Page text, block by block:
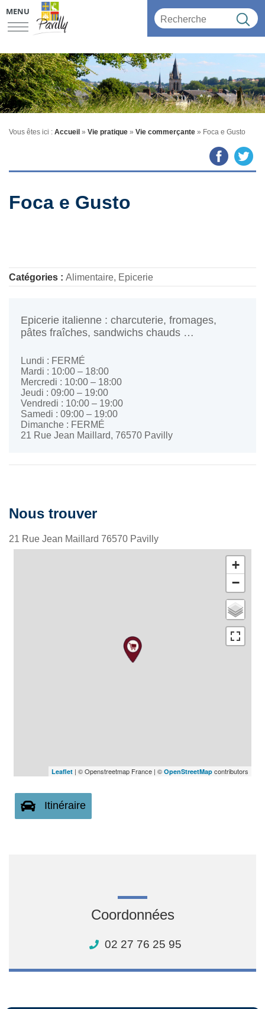
MENU
Vous êtes ici : Accueil » Vie pratique » Vie commerçante » Foca e Gusto
Foca e Gusto
Catégories : Alimentaire, Epicerie
Epicerie italienne : charcuterie, fromages,
pâtes fraîches, sandwichs chauds …
Lundi : FERMÉ
Mardi : 10:00 – 18:00
Mercredi : 10:00 – 18:00
Jeudi : 09:00 – 19:00
Vendredi : 10:00 – 19:00
Samedi : 09:00 – 19:00
Dimanche : FERMÉ
21 Rue Jean Maillard, 76570 Pavilly
Nous trouver
21 Rue Jean Maillard 76570 Pavilly
+
−
Leaflet | © Openstreetmap France | © OpenStreetMap contributors
Itinéraire
Coordonnées
02 27 76 25 95